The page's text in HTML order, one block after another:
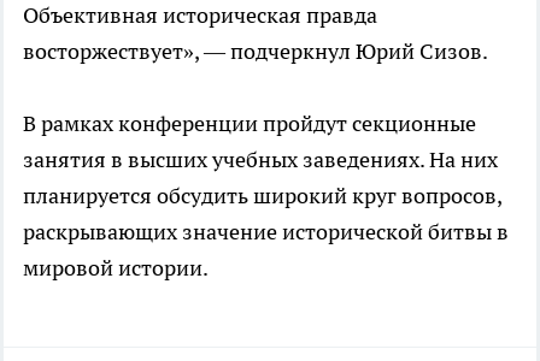
Объективная историческая правда
восторжествует», — подчеркнул Юрий Сизов.
В рамках конференции пройдут секционные
занятия в высших учебных заведениях. На них
планируется обсудить широкий круг вопросов,
раскрывающих значение исторической битвы в
мировой истории.